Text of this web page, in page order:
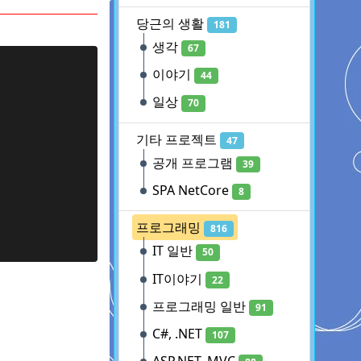
당근의 생활 181
생각 67
이야기 44
일상 70
기타 프로젝트 47
공개 프로그램 39
SPA NetCore 8
프로그래밍 816
IT 일반 50
IT이야기 22
프로그래밍 일반 91
C#, .NET 107